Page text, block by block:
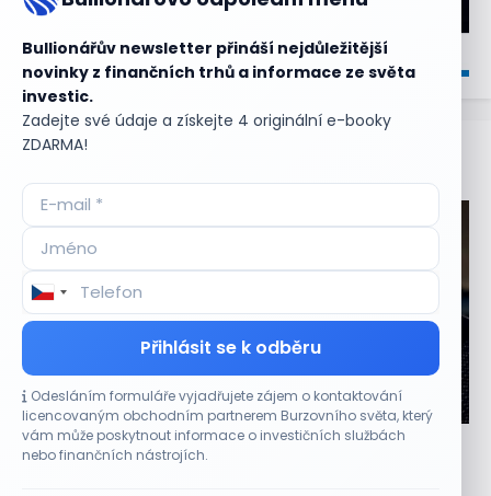
Bullionářův newsletter přináší nejdůležitější
novinky z finančních trhů a informace ze světa
investic.
Zadejte své údaje a získejte 4 originální e-booky
ZDARMA!
Přihlásit se k odběru
Odesláním formuláře vyjadřujete zájem o kontaktování
licencovaným obchodním partnerem Burzovního světa, který
vám může poskytnout informace o investičních službách
nebo finančních nástrojích.
Aktuální
CO HÝBE TRHEM
Výsledky společností jsou silné. Proč to akciový
trh zatím neoceňuje?